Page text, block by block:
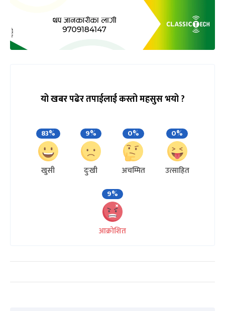
यो खबर पढेर तपाईलाई कस्तो महसुस भयो ?
83%
खुसी
9%
दुःखी
0%
अचम्मित
0%
उत्साहित
9%
आक्रोशित